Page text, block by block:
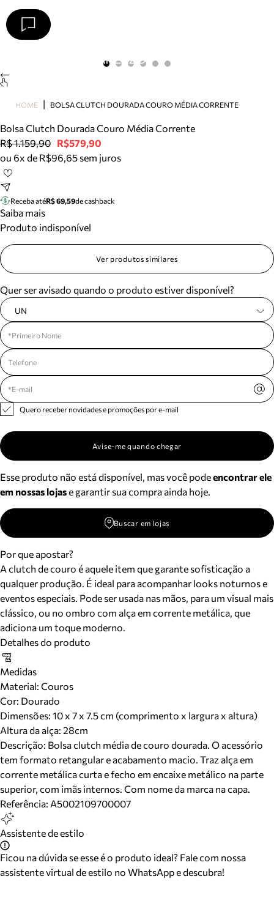
Papete
Scarpin
Mocassim
Bolsa
Tênis
Mule
Rasteira
Precisa de ajuda?
Tire dúvidas sobre pedidos, devoluções e mais.
Acompanhe seus pedidos e solicite devoluções.
Arezzo
HOME BOLSA CLUTCH DOURADA COURO MÉDIA CORRENTE
Bolsa Clutch Dourada Couro Média Corrente
R$ 1.159,90 R$579,90
ou 6x de R$96,65 sem juros
Receba atéR$ 69,59de cashback
Saiba mais
Produto indisponível
Ver produtos similares
Quer ser avisado quando o produto estiver disponível?
UN
Quero receber novidades e promoções por e-mail
Avise-me quando chegar
Esse produto não está disponível, mas você podeencontrar ele
em nossas lojase garantir sua compra ainda hoje.
Buscar em lojas
Por que apostar?
A clutch de couro é aquele item que garante sofisticação a
qualquer produção. É ideal para acompanhar looks noturnos e
eventos especiais. Pode ser usada nas mãos, para um visual mais
clássico, ou no ombro com alça em corrente metálica, que
adiciona um toque moderno.
Detalhes do produto
Medidas
Material: Couros
Cor: Dourado
Dimensões: 10 x 7 x 7.5 cm (comprimento x largura x altura)
Altura da alça: 28cm
Descrição: Bolsa clutch média de couro dourada. O acessório
tem formato retangular e acabamento macio. Traz alça em
corrente metálica curta e fecho em encaixe metálico na parte
superior, com imãs internos. Com nome da marca na capa.
Referência: A5002109700007
Assistente de estilo
Ficou na dúvida se esse é o produto ideal? Fale com nossa
assistente virtual de estilo no WhatsApp e descubra!